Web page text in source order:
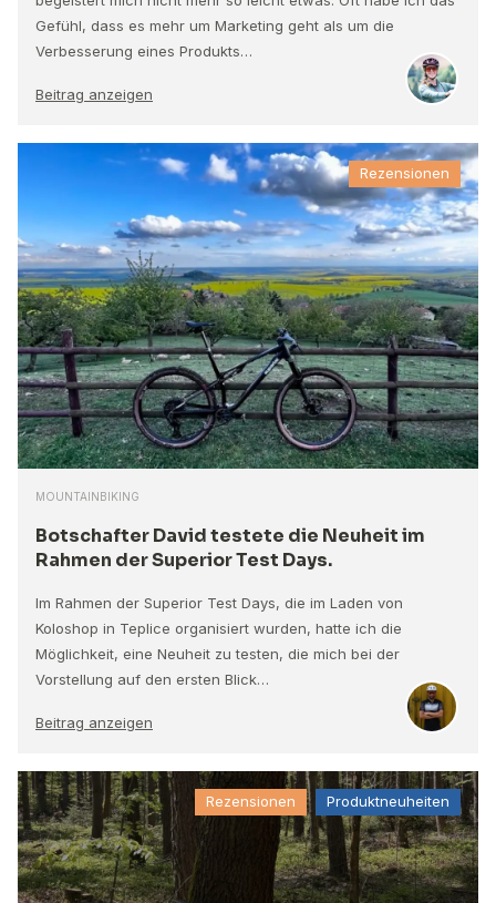
Gefühl, dass es mehr um Marketing geht als um die
Verbesserung eines Produkts…
Beitrag anzeigen
Rezensionen
MOUNTAINBIKING
Botschafter David testete die Neuheit im
Rahmen der Superior Test Days.
Im Rahmen der Superior Test Days, die im Laden von
Koloshop in Teplice organisiert wurden, hatte ich die
Möglichkeit, eine Neuheit zu testen, die mich bei der
Vorstellung auf den ersten Blick…
Beitrag anzeigen
Rezensionen Produktneuheiten